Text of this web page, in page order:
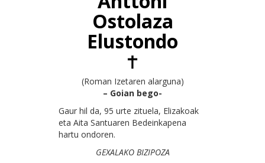
Ostolaza
Elustondo
(Roman Izetaren alarguna)
– Goian bego-
Gaur hil da, 95 urte zituela, Elizakoak
eta Aita Santuaren Bedeinkapena
hartu ondoren.
GEXALAKO BIZIPOZA